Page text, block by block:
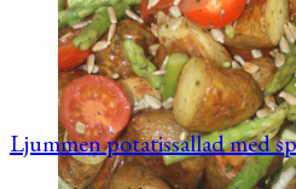
Ljummen potatissallad med